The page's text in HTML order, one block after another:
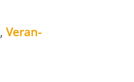
,Ver­an­